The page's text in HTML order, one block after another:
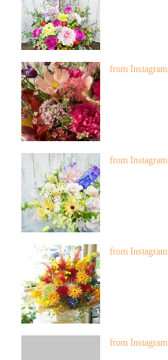
from Instagram
from Instagram
from Instagram
from Instagram